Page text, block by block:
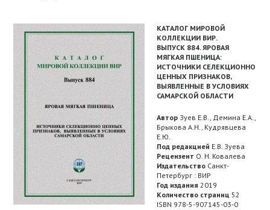
КАТАЛОГ МИРОВОЙ
КОЛЛЕКЦИИ ВИР.
ВЫПУСК 884. ЯРОВАЯ
МЯГКАЯ ПШЕНИЦА:
ИСТОЧНИКИ СЕЛЕКЦИОННО
ЦЕННЫХ ПРИЗНАКОВ,
ВЫЯВЛЕННЫЕ В УСЛОВИЯХ
САМАРСКОЙ ОБЛАСТИ
Автор Зуев Е.В., Демина Е.А.,
Брыкова А.Н., Кудрявцева
Е.Ю.
Под редакцией Е.В. Зуева
Рецензент О. Н. Ковалева
Издательство Санкт-
Петербург : ВИР
Год издания 2019
Количество страниц 52
ISBN 978-5-907145-03-0